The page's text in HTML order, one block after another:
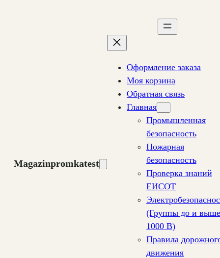
Magazinpromkatest
Оформление заказа
Моя корзина
Обратная связь
Главная
Промышленная
безопасность
Пожарная
безопасность
Проверка знаний
ЕИСОТ
(Группы до и выше
1000 В)
Правила
движения